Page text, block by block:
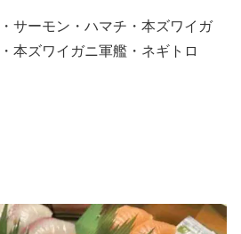
サーモン・ハマチ・本ズワイガ
本ズワイガニ軍艦・ネギトロ